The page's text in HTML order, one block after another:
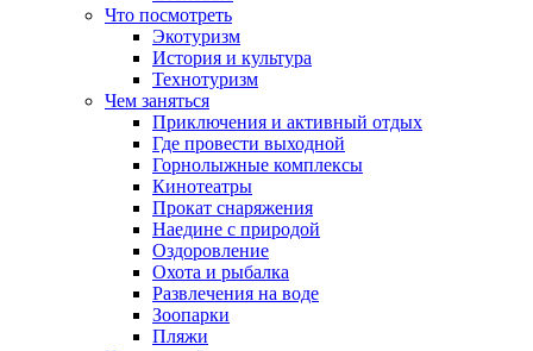
Что посмотреть
Экотуризм
История и культура
Технотуризм
Чем заняться
Приключения и активный отдых
Где провести выходной
Горнолыжные комплексы
Кинотеатры
Прокат снаряжения
Наедине с природой
Оздоровление
Охота и рыбалка
Развлечения на воде
Зоопарки
Пляжи